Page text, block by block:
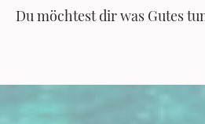
Du möchtest dir was Gutes